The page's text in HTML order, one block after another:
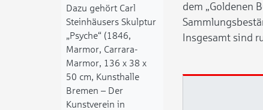
Dazu gehört Carl
Steinhäusers Skulptur
„Psyche“ (1846,
Marmor, Carrara-
Marmor, 136 x 38 x
50 cm, Kunsthalle
Bremen – Der
Kunstverein in
dem „Goldenen
Insgesamt sind